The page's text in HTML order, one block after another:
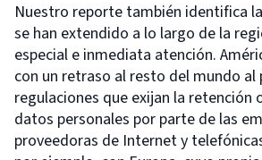
Nuestro reporte también identifica
se han extendido a lo largo de la
especial e inmediata atención.
con un retraso al resto del mundo
regulaciones que exijan la retención
datos personales por parte de las
proveedoras de Internet y